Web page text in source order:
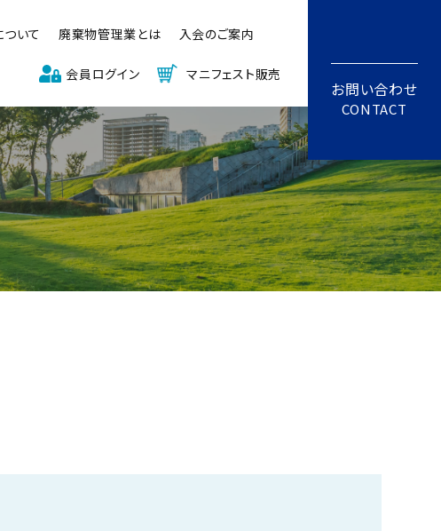
いて 廃棄物管理業とは 入会のご案内
会員ログイン マニフェスト販売
お問い合わせ
CONTACT